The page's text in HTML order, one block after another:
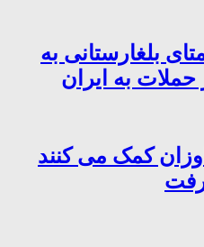
بلغارستانی به
حملات به ایران
کمک می کنند